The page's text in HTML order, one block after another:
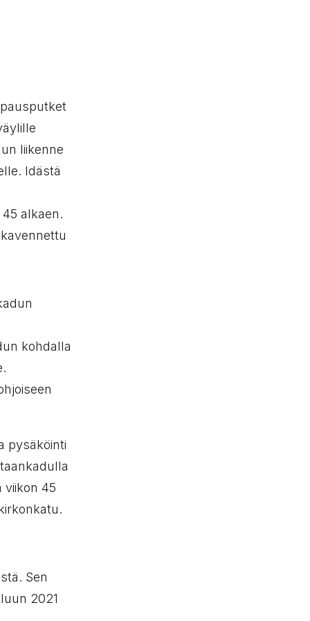
liikenne
Idästä
alkaen.
kohdalla
pysäköinti
viikon 45
Sen
2021